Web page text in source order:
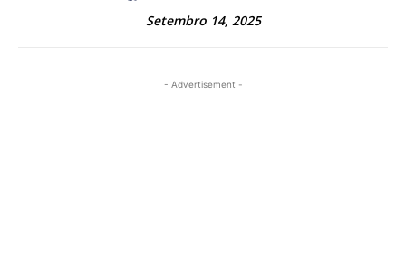
Setembro 14, 2025
- Advertisement -